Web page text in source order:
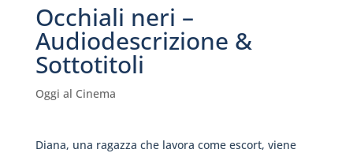
Occhiali neri –
Audiodescrizione &
Sottotitoli
Oggi al Cinema
Diana, una ragazza che lavora come escort, viene